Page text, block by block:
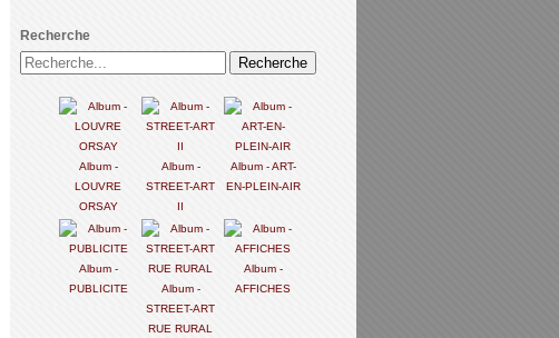
Recherche
Album -
LOUVRE
ORSAY
Album -
STREET-ART
II
Album - ART-
EN-PLEIN-AIR
Album -
PUBLICITE
Album -
STREET-ART
RUE RURAL
Album -
AFFICHES